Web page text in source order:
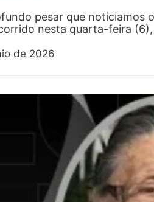
pesar que noticiamos
nesta quarta-feira
de 2026